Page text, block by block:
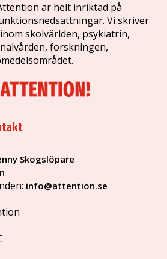
är helt inriktad på
Vi skriver
skolvärlden, psykiatrin,
forskningen,
Skogslöpare
info@attention.se